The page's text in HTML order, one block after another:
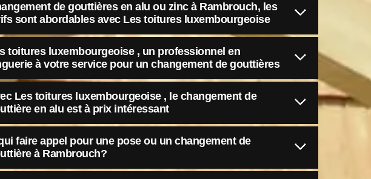
de gouttières en alu ou zinc à Rambrouch, les
sont abordables avec Les toitures luxembourgeoise
toitures luxembourgeoise , un professionnel en
à votre service pour un changement de gouttières
Les toitures luxembourgeoise , le changement de
en alu est à prix intéressant
faire appel pour une pose ou un changement de
à Rambrouch?